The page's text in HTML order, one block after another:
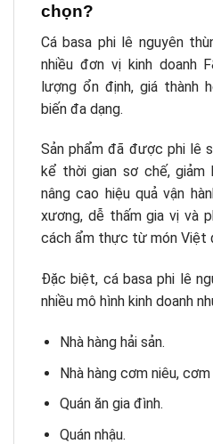
chọn?
Cá basa phi lê nguyên
nhiều đơn vị kinh doanh
lượng ổn định, giá thành
biến đa dạng.
Sản phẩm đã được phi lê
kể thời gian sơ chế, giảm
nâng cao hiệu quả vận
xương, dễ thấm gia vị và
cách ẩm thực từ món Việt
Đặc biệt, cá basa phi lê
nhiều mô hình kinh doanh
Nhà hàng hải sản.
Nhà hàng cơm niêu,
Quán ăn gia đình.
Quán nhậu.